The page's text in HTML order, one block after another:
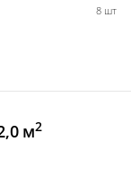
8 шт
м2